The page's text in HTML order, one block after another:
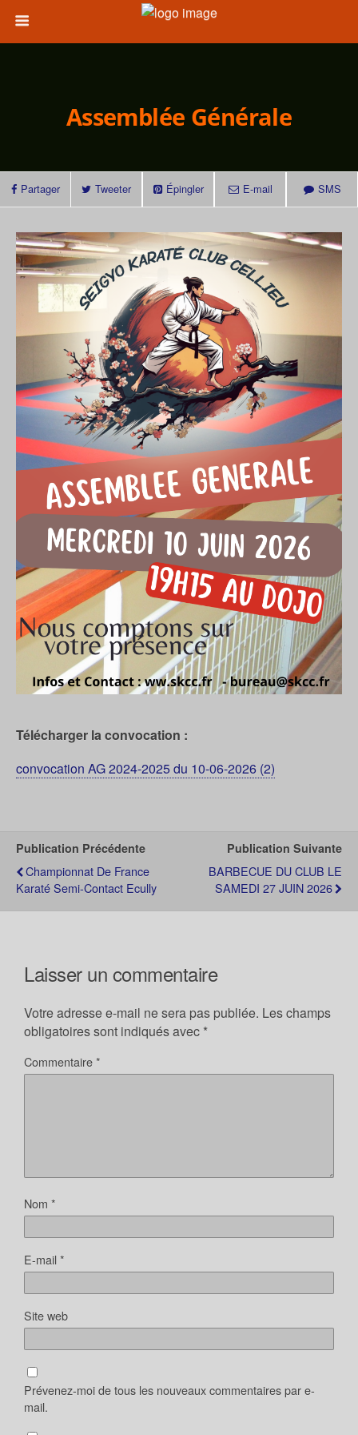
Assemblée Générale
Partager Tweeter Épingler E-mail SMS
Télécharger la convocation :
convocation AG 2024-2025 du 10-06-2026 (2)
Publication Précédente
Championnat De France
Karaté Semi-Contact Ecully
Publication Suivante
BARBECUE DU CLUB LE
SAMEDI 27 JUIN 2026
Laisser un commentaire
Votre adresse e-mail ne sera pas publiée. Les champs
obligatoires sont indiqués avec *
Commentaire*
Nom *
E-mail*
Site web
Prévenez-moi de tous les nouveaux commentaires par e-
mail.